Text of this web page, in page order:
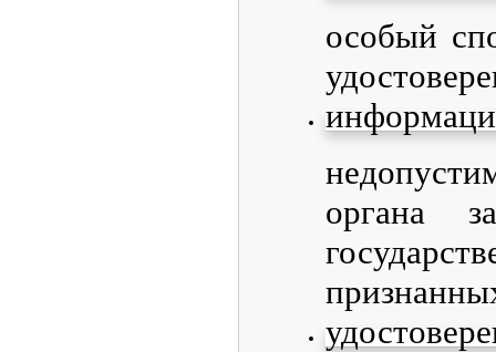
особый
органа